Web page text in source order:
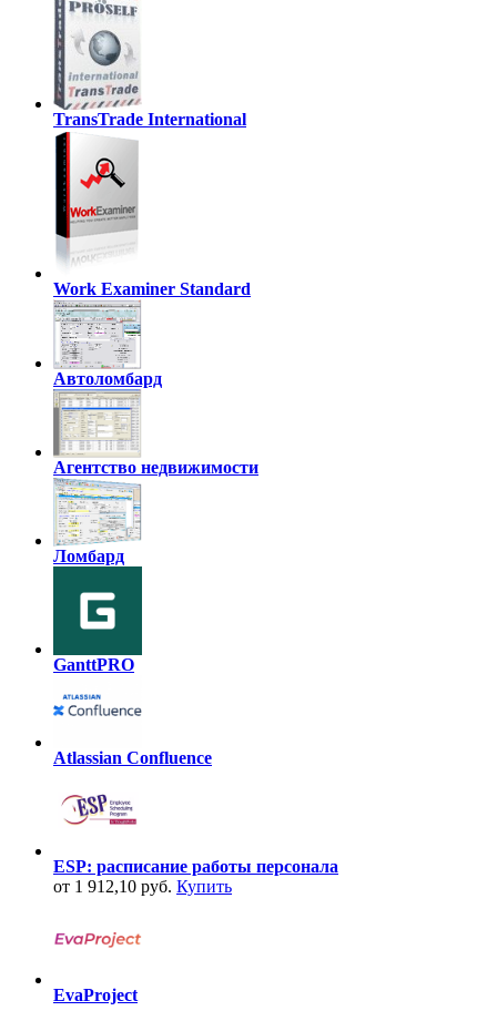
TransTrade International
Work Examiner Standard
Автоломбард
Агентство недвижимости
Ломбард
GanttPRO
Atlassian Confluence
ESP: расписание работы персонала
от 1 912,10 руб. Купить
EvaProject